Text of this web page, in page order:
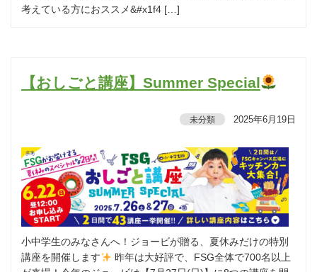
考えている方におススメ&#x1f4 […]
【おしごと講座】Summer Special
未分類 2025年6月19日
小中学生のみなさんへ！ジョービが贈る、夏休みだけの特別
講座を開催します
昨年は大好評で、FSG全体で700名以上